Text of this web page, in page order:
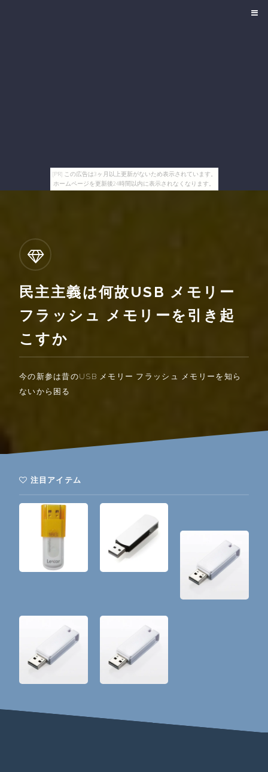
[PR] この広告は3ヶ月以上更新がないため表示されています。
ホームページを更新後24時間以内に表示されなくなります。
民主主義は何故USB メモリー
フラッシュ メモリーを引き起
こすか
今の新参は昔のUSB メモリー フラッシュ メモリーを知ら
ないから困る
注目アイテム